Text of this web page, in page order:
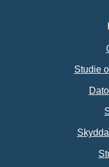
Studie